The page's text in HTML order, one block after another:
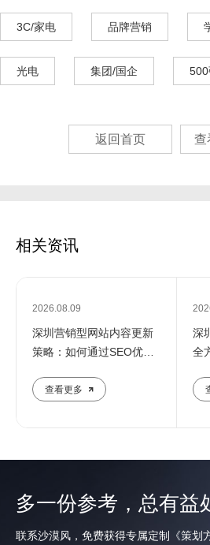
3C/家电 品牌营销
光电 集团/国企 500
返回首页 查
相关资讯
2026.08.09
深圳营销型网站内容更新
策略：如何通过SEO优化
查看更多
深
全
多一份参考，总有益
联系沙漠风，免费获得专属定制《策划